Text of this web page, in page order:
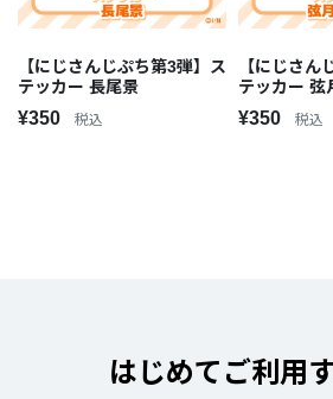
【にじさんじぷち第3弾】ス
テッカー 長尾景
¥350 税込
【にじさん
テッカー 弦
¥350 税込
はじめてご利用